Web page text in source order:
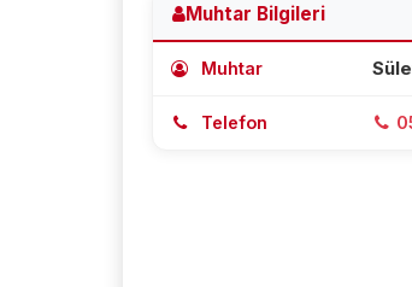
Muhtar Bilgileri
Muhtar
Telefon